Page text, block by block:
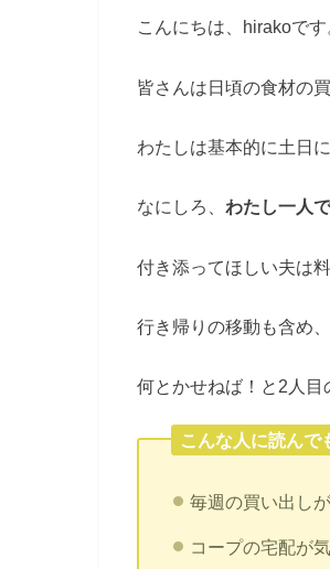
こんにちは、hirakoです
皆さんは日頃の食材の
わたしは基本的に土日
なにしろ、 わたし一人
付き添ってほしい夫は
行き帰りの移動も含め
何とかせねば！と2人目
こんな人に読んで
毎週の買い出し
コープの宅配が